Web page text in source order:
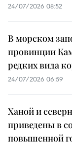
24/07/2026 08:52
В морском
провинции
редких вида
24/07/2026 06:59
Ханой и
приведены в
повышенной